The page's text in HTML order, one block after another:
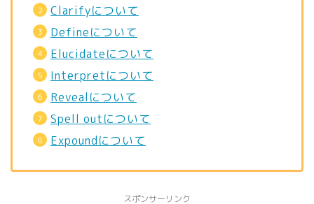
Clarifyについて
Defineについて
Elucidateについて
Interpretについて
Revealについて
Spell outについて
Expoundについて
スポンサーリンク